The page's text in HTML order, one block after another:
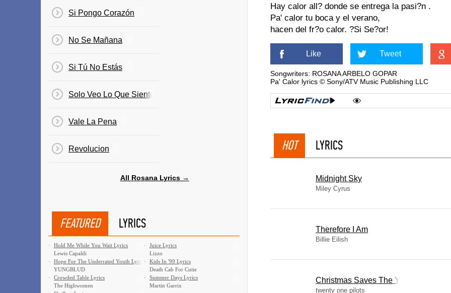
Hay calor all? donde se entrega la pasi?n .
Pa' calor tu boca y el verano,
hacen del fr?o calor. ?Si Se?or!
Like Tweet
Songwriters: ROSANA ARBELO GOPAR
Pa' Calor lyrics © Sony/ATV Music Publishing LLC
HOT LYRICS
Midnight Sky
Miley Cyrus
Therefore I Am
Billie Eilish
Christmas Saves The Year
twenty one pilots
Si Pongo Corazón
No Se Mañana
Si Tú No Estás
Solo Veo Lo Que Siento
Vale La Pena
Revolucion
All Rosana Lyrics →
FEATURED LYRICS
·
Hold Me While You Wait Lyrics
Lewis Capaldi
·
Juice Lyrics
Lizzo
·
Hope For The Underrated Youth Lyrics
YUNGBLUD
·
Kids In '99 Lyrics
Death Cab For Cutie
·
Crowded Table Lyrics
The Highwomen
·
Summer Days Lyrics
Martin Garrix